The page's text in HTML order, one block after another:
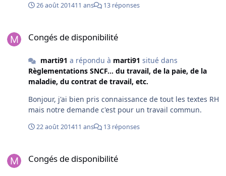
un contact à me donner ? Je vous remercie.
26 août 201411 ans 13 réponses
Congés de disponibilité
marti91 a répondu à marti91 situé dans
Règlementations SNCF... du travail, de la paie, de la
maladie, du contrat de travail, etc.
Bonjour, j'ai bien pris connaissance de tout les textes RH
mais notre demande c'est pour un travail commun.
22 août 201411 ans 13 réponses
Congés de disponibilité